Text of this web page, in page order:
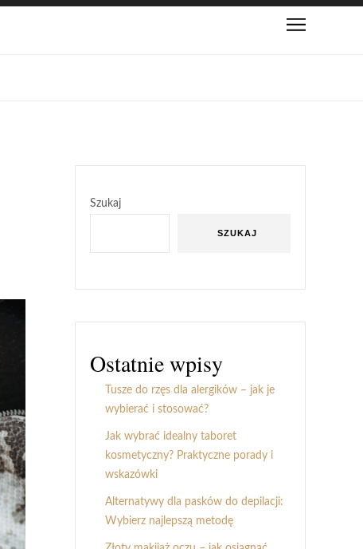
Szukaj
SZUKAJ
Ostatnie wpisy
Tusze do rzęs dla alergików – jak je
wybierać i stosować?
Jak wybrać idealny taboret
kosmetyczny? Praktyczne porady i
wskazówki
Alternatywy dla pasków do depilacji:
Wybierz najlepszą metodę